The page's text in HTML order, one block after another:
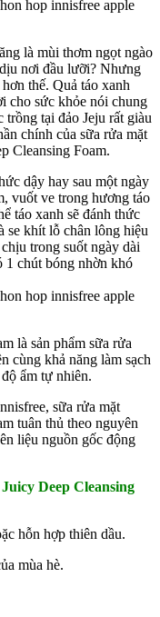
là mùi thơm ngọt ngào
nơi đầu lưỡi? Nhưng
thế. Quả táo xanh
cho sức khỏe nói chung
tại đảo Jeju rất giàu
chính của sữa rửa mặt
Cleansing Foam.
dậy hay sau một ngày
vuốt ve trong hương táo
táo xanh sẽ đánh thức
se khít lỗ chân lông hiệu
trong suốt ngày dài
1 chút bóng nhờn khó
là sản phẩm sữa rửa
cùng khả năng làm sạch
ẩm tự nhiên.
sữa rửa mặt
tuân thủ theo nguyên
liệu nguồn gốc động
Deep Cleansing
hỗn hợp thiên dầu.
mùa hè.